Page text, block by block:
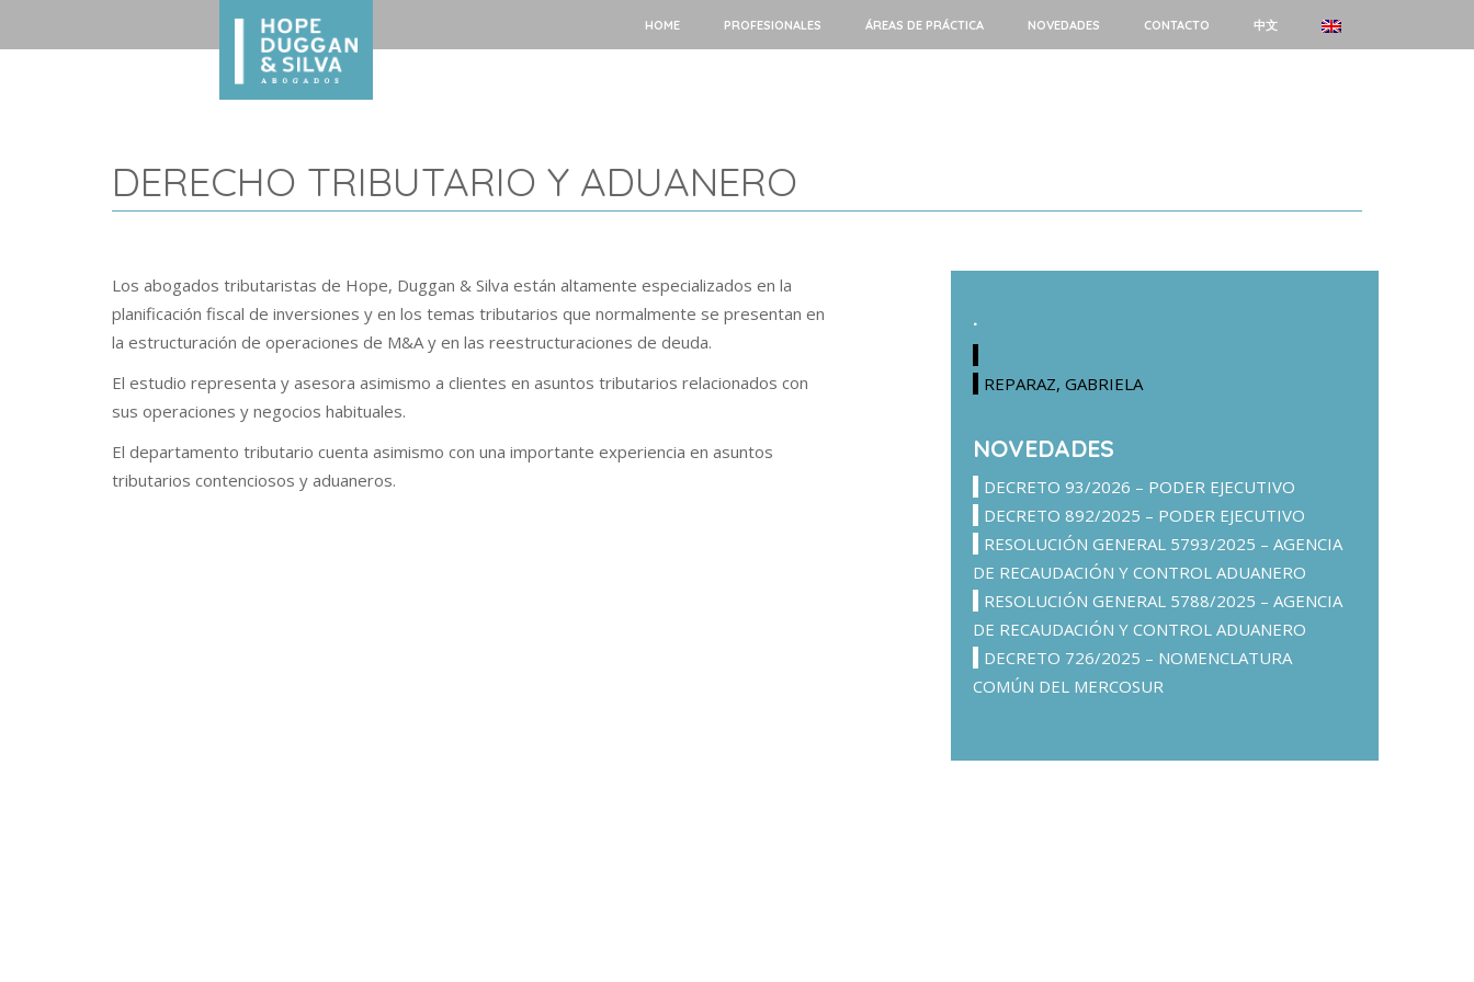
HOME PROFESIONALES ÁREAS DE PRÁCTICA NOVEDADES CONTACTO 中文
DERECHO TRIBUTARIO Y ADUANERO
Los abogados tributaristas de Hope, Duggan & Silva están altamente especializados en la
planificación fiscal de inversiones y en los temas tributarios que normalmente se presentan en
la estructuración de operaciones de M&A y en las reestructuraciones de deuda.
El estudio representa y asesora asimismo a clientes en asuntos tributarios relacionados con
sus operaciones y negocios habituales.
El departamento tributario cuenta asimismo con una importante experiencia en asuntos
tributarios contenciosos y aduaneros.
.
REPARAZ, GABRIELA
NOVEDADES
DECRETO 93/2026 – PODER EJECUTIVO
DECRETO 892/2025 – PODER EJECUTIVO
RESOLUCIÓN GENERAL 5793/2025 – AGENCIA
DE RECAUDACIÓN Y CONTROL ADUANERO
RESOLUCIÓN GENERAL 5788/2025 – AGENCIA
DE RECAUDACIÓN Y CONTROL ADUANERO
DECRETO 726/2025 – NOMENCLATURA
COMÚN DEL MERCOSUR